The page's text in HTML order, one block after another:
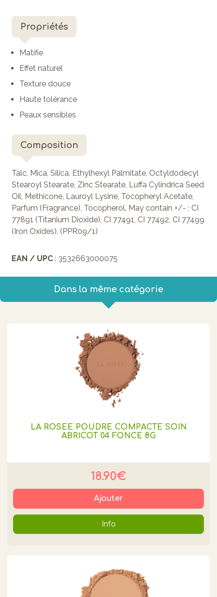
Propriétés
Matifie
Effet naturel
Texture douce
Haute tolérance
Peaux sensibles
Composition
Talc, Mica, Silica, Ethylhexyl Palmitate, Octyldodecyl
Stearoyl Stearate, Zinc Stearate, Luffa Cylindrica Seed
Oil, Methicone, Lauroyl Lysine, Tocopheryl Acetate,
Parfum (Fragrance), Tocopherol. May contain +/- : CI
77891 (Titanium Dioxide), CI 77491, CI 77492, CI 77499
(Iron Oxides). (PPR09/1)
EAN / UPC : 3532663000075
Dans la même catégorie
LA ROSEE POUDRE COMPACTE SOIN
ABRICOT 04 FONCE 8G
18.90€
Ajouter
Info